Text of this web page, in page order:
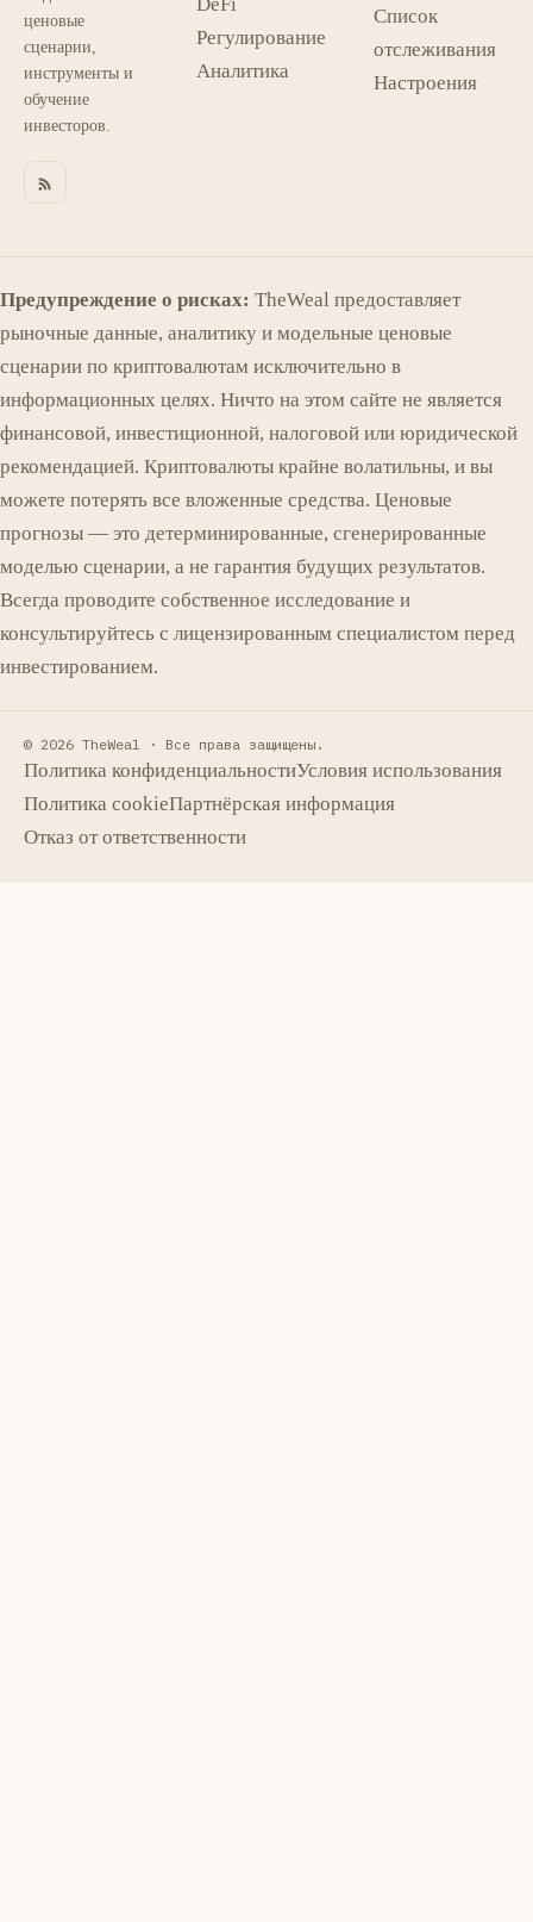
ценовые
сценарии,
инструменты и
обучение
инвесторов.
Регулирование
Аналитика
Список
отслеживания
Настроения
Предупреждение о рисках: TheWeal предоставляет
рыночные данные, аналитику и модельные ценовые
сценарии по криптовалютам исключительно в
информационных целях. Ничто на этом сайте не является
финансовой, инвестиционной, налоговой или юридической
рекомендацией. Криптовалюты крайне волатильны, и вы
можете потерять все вложенные средства. Ценовые
прогнозы — это детерминированные, сгенерированные
моделью сценарии, а не гарантия будущих результатов.
Всегда проводите собственное исследование и
консультируйтесь с лицензированным специалистом перед
инвестированием.
© 2026 TheWeal · Все права защищены.
Политика конфиденциальностиУсловия использования
Политика cookieПартнёрская информация
Отказ от ответственности